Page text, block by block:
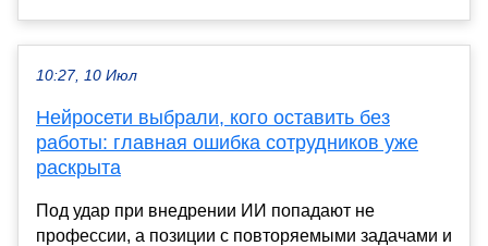
10:27, 10 Июл
Нейросети выбрали, кого оставить без
работы: главная ошибка сотрудников уже
раскрыта
Под удар при внедрении ИИ попадают не
профессии, а позиции с повторяемыми задачами и